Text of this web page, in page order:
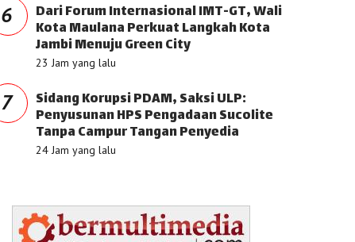
6 Dari Forum Internasional IMT-GT, Wali
Kota Maulana Perkuat Langkah Kota
Jambi Menuju Green City
23 Jam yang lalu
7 Sidang Korupsi PDAM, Saksi ULP:
Penyusunan HPS Pengadaan Sucolite
Tanpa Campur Tangan Penyedia
24 Jam yang lalu